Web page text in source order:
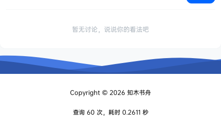
暂无讨论，说说你的看法吧
Copyright © 2026 知木书舟
查询 60 次，耗时 0.2611 秒